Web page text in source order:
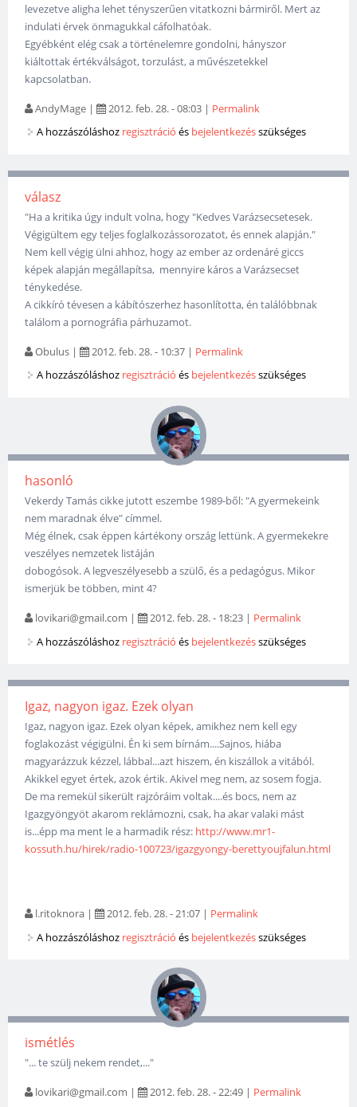
levezetve aligha lehet tényszerűen vitatkozni bármiről. Mert az
indulati érvek önmagukkal cáfolhatóak.
Egyébként elég csak a történelemre gondolni, hányszor
kiáltottak értékválságot, torzulást, a művészetekkel
kapcsolatban.
AndyMage | 2012. feb. 28. - 08:03 | Permalink
A hozzászóláshoz regisztráció és bejelentkezésszükséges
válasz
"Ha a kritika úgy indult volna, hogy "Kedves Varázsecsetesek.
Végigültem egy teljes foglalkozássorozatot, és ennek alapján."
Nem kell végig ülni ahhoz, hogy az ember az ordenáré giccs
képek alapján megállapítsa, mennyire káros a Varázsecset
ténykedése.
A cikkíró tévesen a kábítószerhez hasonlította, én találóbbnak
találom a pornográfia párhuzamot.
Obulus | 2012. feb. 28. - 10:37 | Permalink
A hozzászóláshoz regisztráció és bejelentkezésszükséges
hasonló
Vekerdy Tamás cikke jutott eszembe 1989-ből: "A gyermekeink
nem maradnak élve" címmel.
Még élnek, csak éppen kártékony ország lettünk. A gyermekekre
veszélyes nemzetek listáján
dobogósok. A legveszélyesebb a szülő, és a pedagógus. Mikor
ismerjük be többen, mint 4?
lovikari@gmail.com | 2012. feb. 28. - 18:23 | Permalink
A hozzászóláshoz regisztráció és bejelentkezésszükséges
Igaz, nagyon igaz. Ezek olyan
Igaz, nagyon igaz. Ezek olyan képek, amikhez nem kell egy
foglakozást végigülni. Én ki sem bírnám....Sajnos, hiába
magyarázzuk kézzel, lábbal...azt hiszem, én kiszállok a vitából.
Akikkel egyet értek, azok értik. Akivel meg nem, az sosem fogja.
De ma remekül sikerült rajzóráim voltak....és bocs, nem az
Igazgyöngyöt akarom reklámozni, csak, ha akar valaki mást
is...épp ma ment le a harmadik rész: http://www.mr1-
kossuth.hu/hirek/radio-100723/igazgyongy-berettyoujfalun.html
l.ritoknora | 2012. feb. 28. - 21:07 | Permalink
A hozzászóláshoz regisztráció és bejelentkezésszükséges
ismétlés
"... te szülj nekem rendet,..."
lovikari@gmail.com | 2012. feb. 28. - 22:49 | Permalink